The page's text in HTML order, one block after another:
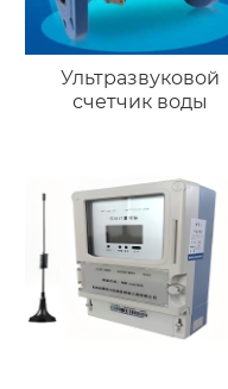
Ультразвуковой
счетчик воды